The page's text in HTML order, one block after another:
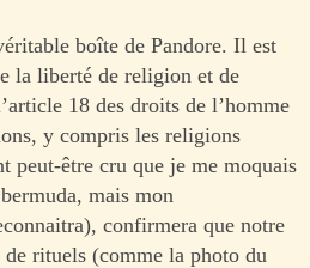
boîte de Pandore. Il est
la liberté de religion et de
18 des droits de l’homme
y compris les religions
peut-être cru que je me moquais
mais mon
confirmera que notre
rituels (comme la photo du